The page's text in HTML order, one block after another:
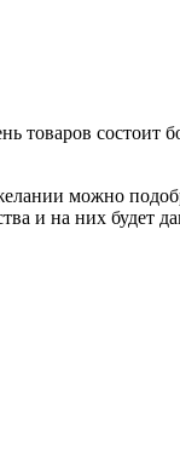
товаров состоит
можно
и на них будет